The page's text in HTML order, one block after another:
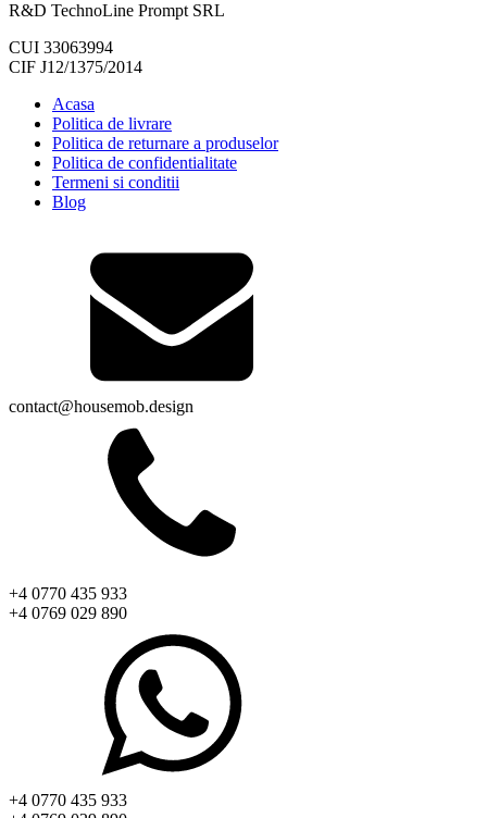
R&D TechnoLine Prompt SRL
CUI 33063994
CIF J12/1375/2014
Acasa
Politica de livrare
Politica de returnare a produselor
Politica de confidentialitate
Termeni si conditii
Blog
contact@housemob.design
+4 0770 435 933
+4 0769 029 890
+4 0770 435 933